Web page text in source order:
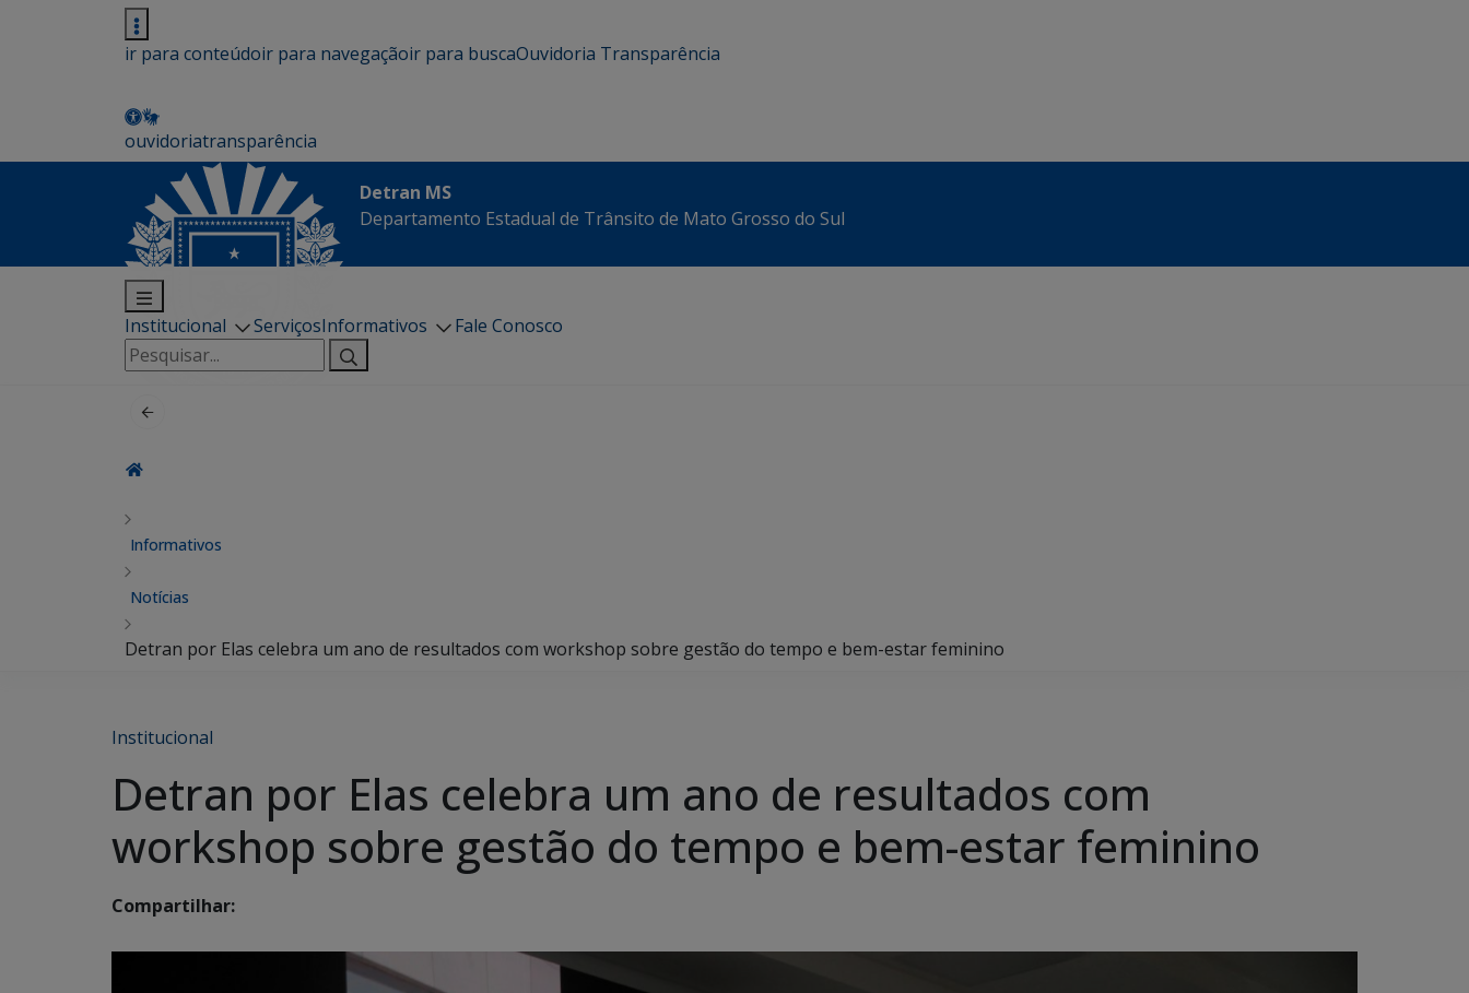
ir para conteúdoir para navegaçãoir para buscaOuvidoria Transparência
ouvidoriatransparência
Detran MS
Departamento Estadual de Trânsito de Mato Grosso do Sul
Institucional ServiçosInformativos
Fale Conosco
Pesquisar
por:
Informativos
Notícias
Detran por Elas celebra um ano de resultados com workshop sobre gestão do tempo e bem-estar feminino
Institucional
Detran por Elas celebra um ano de resultados com
workshop sobre gestão do tempo e bem-estar feminino
Compartilhar: